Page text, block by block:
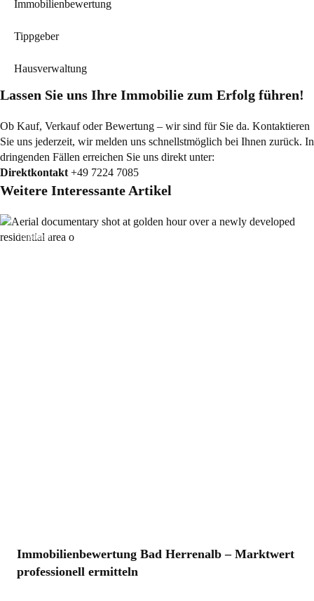
Immobilienbewertung
Tippgeber
Hausverwaltung
Lassen Sie uns Ihre Immobilie zum Erfolg führen!
Ob Kauf, Verkauf oder Bewertung – wir sind für Sie da. Kontaktieren
Sie uns jederzeit, wir melden uns schnellstmöglich bei Ihnen zurück. In
dringenden Fällen erreichen Sie uns direkt unter:
Direktkontakt +49 7224 7085
Weitere Interessante Artikel
Allgemein
Immobilienbewertung Bad Herrenalb – Marktwert
professionell ermitteln